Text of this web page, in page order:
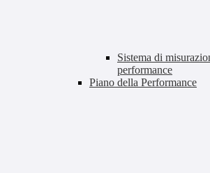
Sistema di
performance
Piano della Performance